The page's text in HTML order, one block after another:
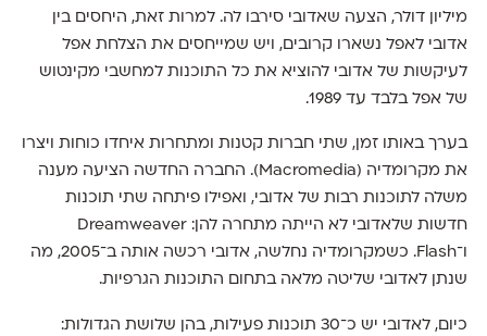
מיליון דולר, הצעה שאדובי סירבו לה. למרות זאת, היחסים בין
אדובי לאפל נשארו קרובים, ויש שמייחסים את הצלחת אפל
לעיקשות של אדובי להוציא את כל התוכנות למחשבי מקינטוש
של אפל בלבד עד 1989.
בערך באותו זמן, שתי חברות קטנות ומתחרות איחדו כוחות ויצרו
את מקרומדיה (Macromedia). החברה החדשה הציעה מענה
משלה לתוכנות רבות של אדובי, ואפילו פיתחה שתי תוכנות
חדשות שלאדובי לא הייתה מתחרה להן: Dreamweaver
ו־Flash. כשמקרומדיה נחלשה, אדובי רכשה אותה ב־2005, מה
שנתן לאדובי שליטה מלאה בתחום התוכנות הגרפיות.
כיום, לאדובי יש כ־30 תוכנות פעילות, בהן שלושת הגדולות: